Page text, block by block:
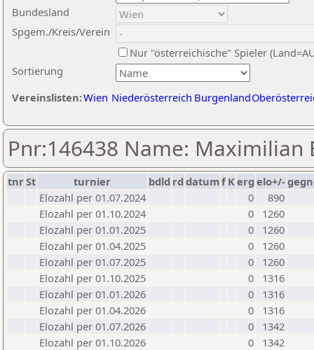
Sortierung
Bundesland
Spgem./Kreis/Verein
Nur "österreichische" Spieler
Vereinslisten:Wien Niederösterreich Burgenland
Pnr:146438 Name: Maximilian
tnrSt turnier bdld rd datumf Kerg elo+/-
Elozahl per 01.07.2024
0
890
Elozahl per 01.10.2024
0
1260
Elozahl per 01.01.2025
0
1260
Elozahl per 01.04.2025
0
1260
Elozahl per 01.07.2025
0
1260
Elozahl per 01.10.2025
0
1316
Elozahl per 01.01.2026
0
1316
Elozahl per 01.04.2026
0
1316
Elozahl per 01.07.2026
0
1342
Elozahl per 01.10.2026
0 1342